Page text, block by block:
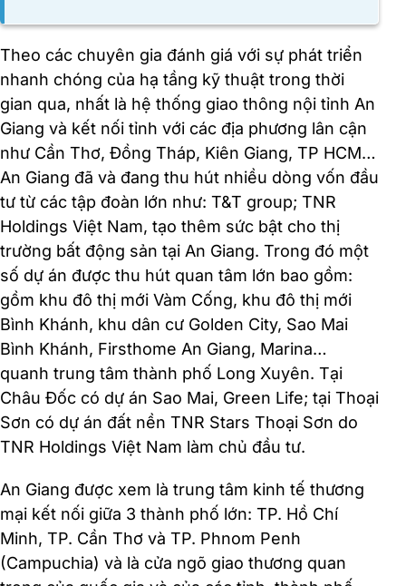
Theo các chuyên gia đánh giá với sự phát triển
nhanh chóng của hạ tầng kỹ thuật trong thời
gian qua, nhất là hệ thống giao thông nội tỉnh An
Giang và kết nối tỉnh với các địa phương lân cận
như Cần Thơ, Đồng Tháp, Kiên Giang, TP HCM…
An Giang đã và đang thu hút nhiều dòng vốn đầu
tư từ các tập đoàn lớn như: T&T group; TNR
Holdings Việt Nam, tạo thêm sức bật cho thị
trường bất động sản tại An Giang. Trong đó một
số dự án được thu hút quan tâm lớn bao gồm:
gồm khu đô thị mới Vàm Cống, khu đô thị mới
Bình Khánh, khu dân cư Golden City, Sao Mai
Bình Khánh, Firsthome An Giang, Marina…
quanh trung tâm thành phố Long Xuyên. Tại
Châu Đốc có dự án Sao Mai, Green Life; tại Thoại
Sơn có dự án đất nền TNR Stars Thoại Sơn do
TNR Holdings Việt Nam làm chủ đầu tư.
An Giang được xem là trung tâm kinh tế thương
mại kết nối giữa 3 thành phố lớn: TP. Hồ Chí
Minh, TP. Cần Thơ và TP. Phnom Penh
(Campuchia) và là cửa ngõ giao thương quan